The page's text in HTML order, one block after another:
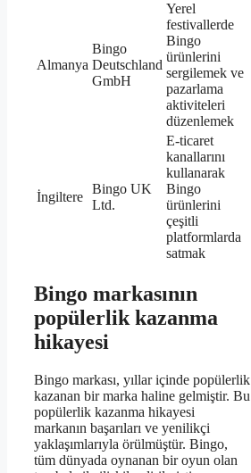
Almanya
Bingo
Deutschland
GmbH
Yerel
festivallerde
Bingo
ürünlerini
sergilemek ve
pazarlama
aktiviteleri
düzenlemek
İngiltere
Bingo UK
Ltd.
E-ticaret
kanallarını
kullanarak
Bingo
ürünlerini
çeşitli
platformlarda
satmak
Bingo markasının
popülerlik kazanma
hikayesi
Bingo markası, yıllar içinde popülerlik
kazanan bir marka haline gelmiştir. Bu
popülerlik kazanma hikayesi
markanın başarıları ve yenilikçi
yaklaşımlarıyla örülmüştür. Bingo,
tüm dünyada oynanan bir oyun olan